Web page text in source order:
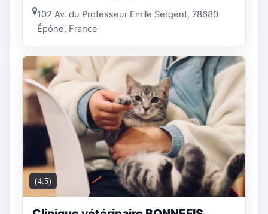
102 Av. du Professeur Emile Sergent, 78680
Épône, France
(4.5)